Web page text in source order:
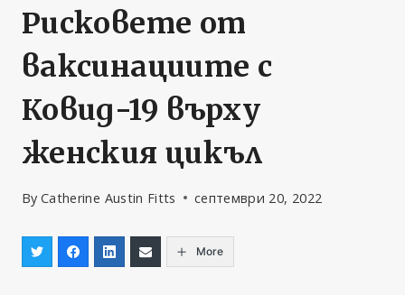
Рисковете от
ваксинациите с
Ковид-19 върху
женския цикъл
By Catherine Austin Fitts септември 20, 2022
More